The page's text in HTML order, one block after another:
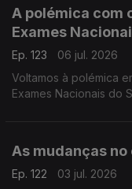
A polémica com
Exames
Ep. 123
06 jul. 2026
Voltamos à polémica
Exames Nacionais do
As mudanças
Ep. 122
03 jul. 2026